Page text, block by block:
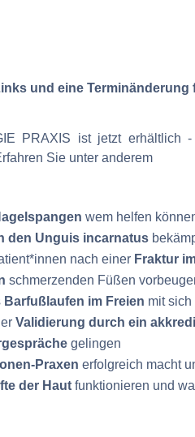
und eine Terminänderung
PRAXIS ist jetzt erhältlich
Sie unter anderem
wem helfen
den Unguis incarnatus
nach einer Fraktur
schmerzenden Füßen
Barfußlaufen im Freien mit sich
Validierung durch ein
gelingen
Praxen erfolgreich macht
der Haut funktionieren und